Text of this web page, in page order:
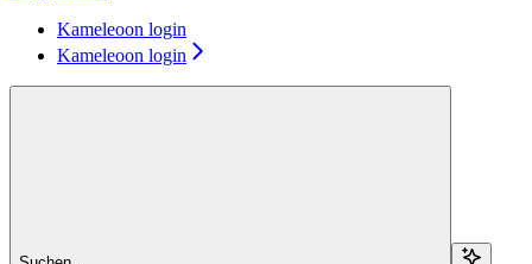
Kameleoon login
Kameleoon login